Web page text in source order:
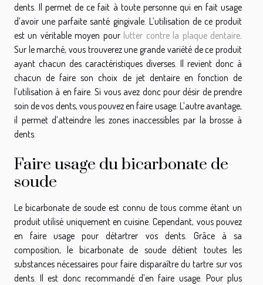
dents. Il permet de ce fait à toute personne qui en fait usage
d’avoir une parfaite santé gingivale. L’utilisation de ce produit
est un véritable moyen pour lutter contre la plaque dentaire
Sur le marché, vous trouverez une grande variété de ce produit
ayant chacun des caractéristiques diverses. Il revient donc à
chacun de faire son choix de jet dentaire en fonction de
l’utilisation à en faire. Si vous avez donc pour désir de prendre
soin de vos dents, vous pouvez en faire usage. L’autre avantage,
il permet d’atteindre les zones inaccessibles par la brosse à
dents.
Faire usage du bicarbonate de
soude
Le bicarbonate de soude est connu de tous comme étant un
produit utilisé uniquement en cuisine. Cependant, vous pouvez
en faire usage pour détartrer vos dents. Grâce à sa
composition, le bicarbonate de soude détient toutes les
substances nécessaires pour faire disparaître du tartre sur vos
dents. Il est donc recommandé d’en faire usage. Pour plus